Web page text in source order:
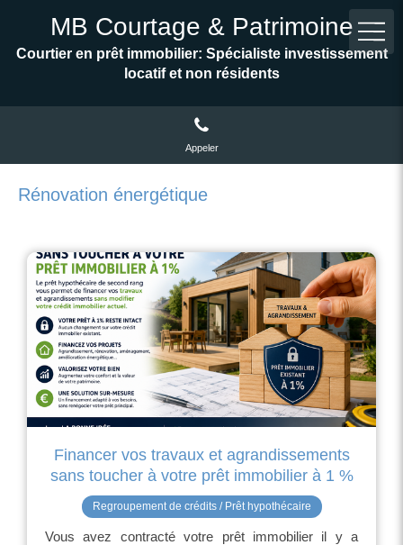
MB Courtage & Patrimoine
Courtier en prêt immobilier: Spécialiste investissement
locatif et non résidents
Appeler
Rénovation énergétique
Financer vos travaux et agrandissements
sans toucher à votre prêt immobilier à 1 %
Regroupement de crédits / Prêt hypothécaire
Vous avez contracté votre prêt immobilier il y a